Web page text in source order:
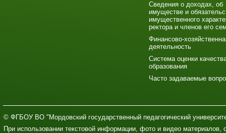
Сведения о доходах, об
имуществе и
имущественного
ректора и членов его
Финансово-
деятельность
Система оценки
образования
Часто задаваемые
© ФГБОУ ВО "Мордовский государственный педагогический
При использовании текстовой информации, фото и видео материалов,